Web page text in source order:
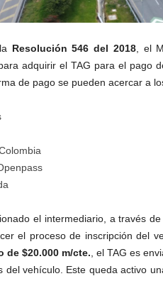
Resolución 546 del 2018, el
adquirir el TAG para el pago
de pago se pueden acercar a
el intermediario, a través
el proceso de inscripción del
de $20.000 m/cte., el TAG es
del vehículo. Este queda activo